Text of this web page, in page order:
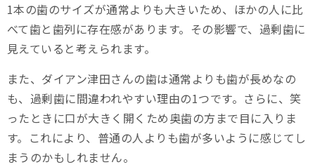
1本の歯のサイズが通常よりも大きいため、ほかの人に比
べて歯と歯列に存在感があります。その影響で、過剰歯に
見えていると考えられます。
また、ダイアン津田さんの歯は通常よりも歯が長めなの
も、過剰歯に間違われやすい理由の1つです。さらに、笑
ったときに口が大きく開くため奥歯の方まで目に入りま
す。これにより、普通の人よりも歯が多いように感じてし
まうのかもしれません。